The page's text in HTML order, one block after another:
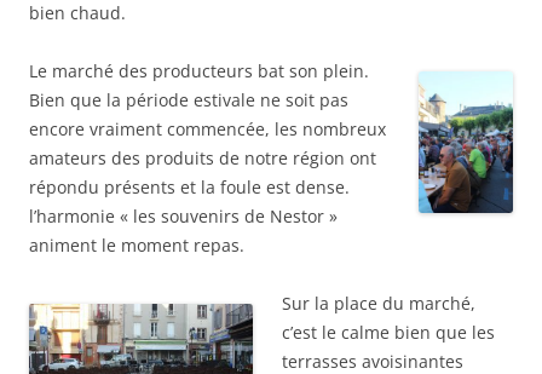
bien chaud.
Le marché des producteurs bat son plein.
Bien que la période estivale ne soit pas
encore vraiment commencée, les nombreux
amateurs des produits de notre région ont
répondu présents et la foule est dense.
l’harmonie « les souvenirs de Nestor »
animent le moment repas.
Sur la place du marché,
c’est le calme bien que les
terrasses avoisinantes